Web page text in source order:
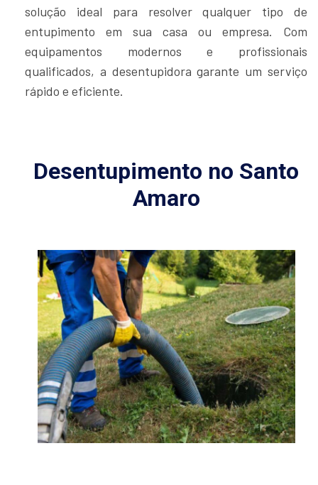
solução ideal para resolver qualquer tipo de
entupimento em sua casa ou empresa. Com
equipamentos modernos e profissionais
qualificados, a desentupidora garante um serviço
rápido e eficiente.
Desentupimento no Santo
Amaro